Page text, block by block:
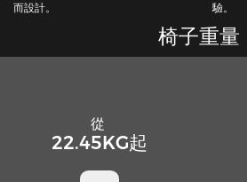
而設計。
驗。
椅子重量
從
22.45KG起